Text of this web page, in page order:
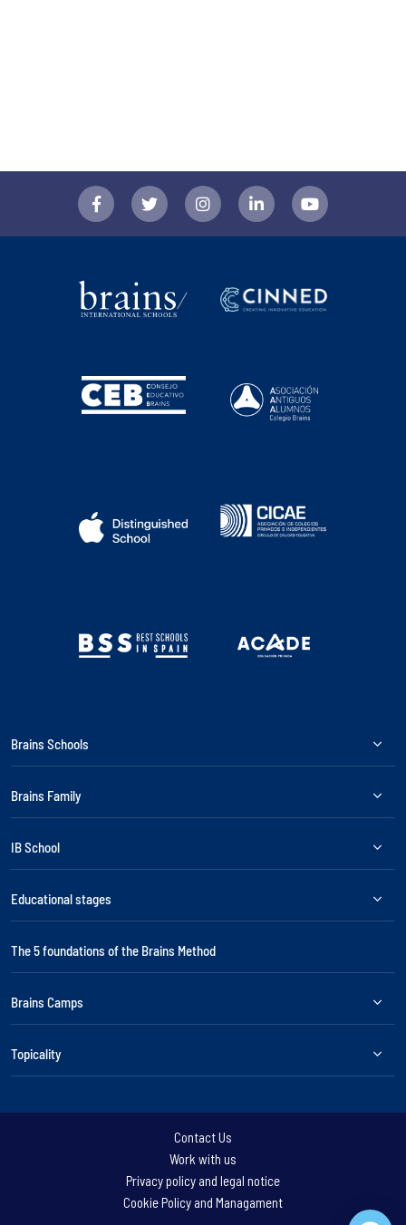
Brains Schools
Brains Family
IB School
Educational stages
The 5 foundations of the Brains Method
Brains Camps
Topicality
Contact Us
Work with us
Privacy policy and legal notice
Cookie Policy and Managament